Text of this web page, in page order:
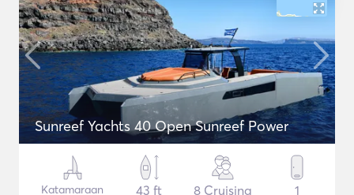
Sunreef Yachts 40 Open Sunreef Power
Katamaraan
43 ft
8 Cruising 1